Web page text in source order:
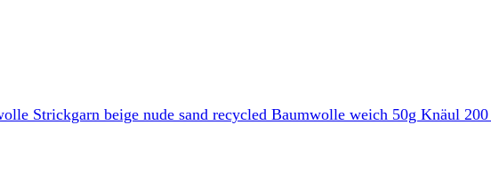
Strickgarn beige nude sand recycled Baumwolle weich 50g Knäul